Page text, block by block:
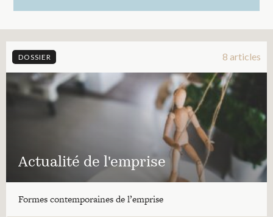
DOSSIER 8 articles
Actualité de l'emprise
Formes contemporaines de l’emprise